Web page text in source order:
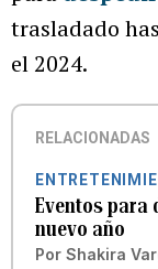
trasladado
el 2024.
RELACIONADAS
Eventos para
nuevo año
Por Shakira